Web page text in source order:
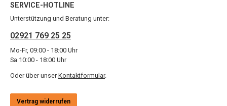
SERVICE-HOTLINE
Unterstützung und Beratung unter:
02921 769 25 25
Mo-Fr, 09:00 - 18:00 Uhr
Sa 10:00 - 18:00 Uhr
Oder über unser Kontaktformular.
Vertrag widerrufen